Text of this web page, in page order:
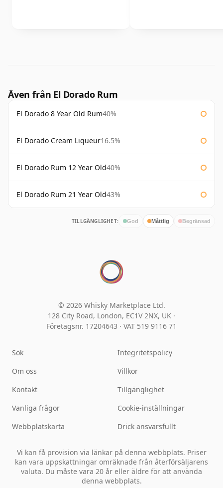
Även från El Dorado Rum
El Dorado 8 Year Old Rum40%
El Dorado Cream Liqueur16.5%
El Dorado Rum 12 Year Old40%
El Dorado Rum 21 Year Old43%
TILLGÄNGLIGHET: God Måttlig Begränsad
© 2026 Whisky Marketplace Ltd.
128 City Road, London, EC1V 2NX, UK ·
Företagsnr. 17204643 · VAT 519 9116 71
Sök
Om oss
Kontakt
Vanliga frågor
Webbplatskarta
Integritetspolicy
Villkor
Tillgänglighet
Cookie-inställningar
Drick ansvarsfullt
Vi kan få provision via länkar på denna webbplats. Priser
kan vara uppskattningar omräknade från återförsäljarens
valuta. Du måste vara 20 år eller äldre för att använda
denna webbplats.